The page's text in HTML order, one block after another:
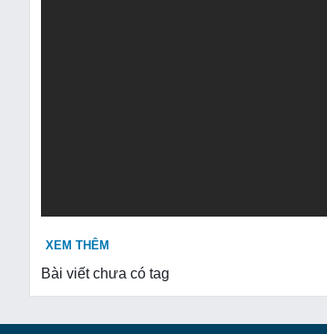
XEM THÊM
Bài viết chưa có tag